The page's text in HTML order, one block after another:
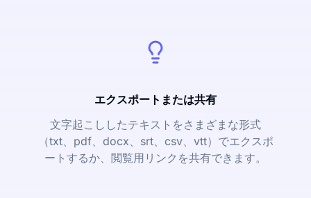
エクスポートまたは共有
文字起こししたテキストをさまざまな形式
（txt、pdf、docx、srt、csv、vtt）でエクスポ
ートするか、閲覧用リンクを共有できます。